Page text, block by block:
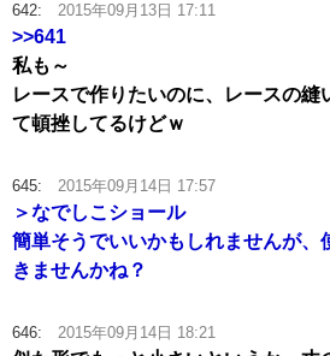
642: 2015年09月13日 17:11
>>641
私も～
レースで作りたいのに、レースの縫
て頓挫してるけどｗ
645: 2015年09月14日 17:57
＞なでしこショール
簡単そうでいいかもしれませんが、
きませんかね？
646: 2015年09月14日 18:21